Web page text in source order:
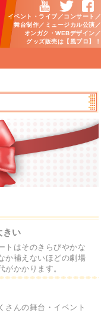
イベント・ライブ／コンサート／
舞台制作／ミュージカル公演／
オンガク・WEBデザイン／
グッズ販売は【風プロ】！
きい
トはそのきらびやかな
か補えないほどの劇場
かかります。
さんの舞台・イベント